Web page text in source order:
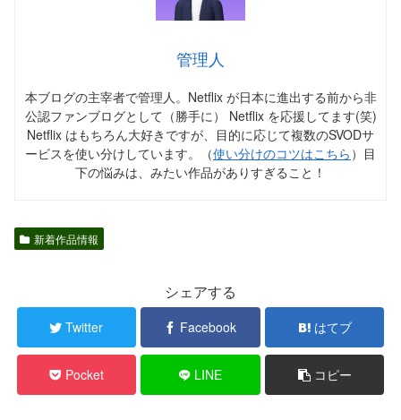
管理人
本ブログの主宰者で管理人。Netflix が日本に進出する前から非
公認ファンブログとして（勝手に） Netflix を応援してます(笑)
Netflix はもちろん大好きですが、目的に応じて複数のSVODサ
ービスを使い分けしています。（使い分けのコツはこちら ）目
下の悩みは、みたい作品がありすぎること！
新着作品情報
シェアする
Twitter Facebook はてブ
Pocket LINE コピー